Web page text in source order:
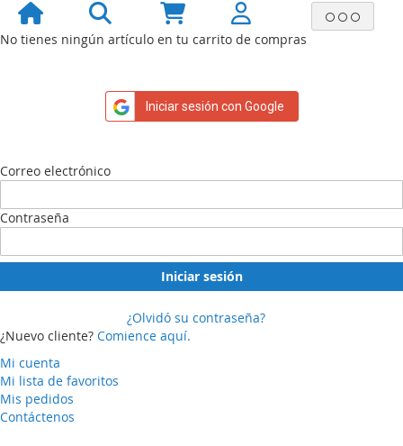
No tienes ningún artículo en tu carrito de compras
Iniciar sesión con Google
Correo electrónico
Contraseña
Iniciar sesión
¿Olvidó su contraseña?
¿Nuevo cliente? Comience aquí.
Mi cuenta
Mi lista de favoritos
Mis pedidos
Contáctenos